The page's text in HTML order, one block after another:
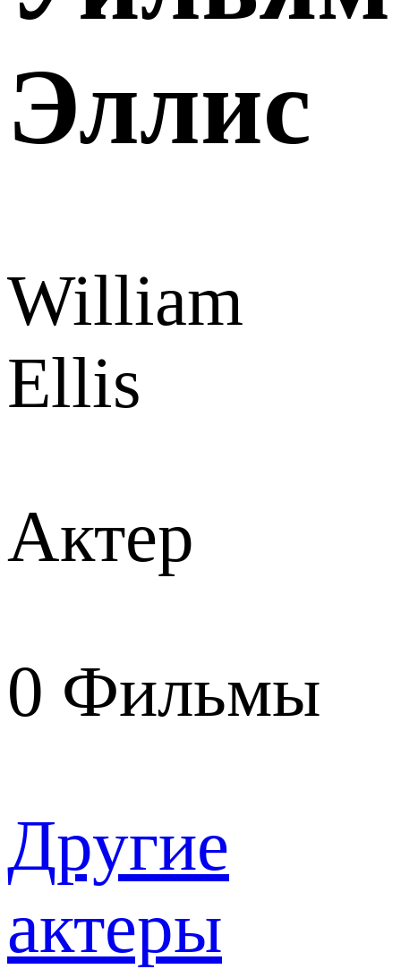
Эллис
William
Ellis
Актер
0 Фильмы
Другие
актеры